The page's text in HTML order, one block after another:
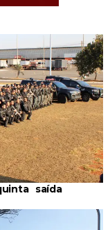
saída